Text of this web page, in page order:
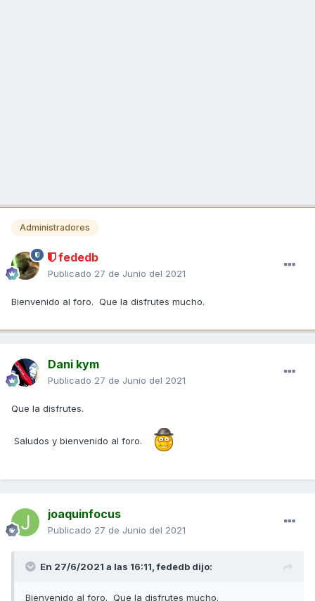
Administradores
fededb
Publicado 27 de Junio del 2021
Bienvenido al foro. Que la disfrutes mucho.
Dani kym
Publicado 27 de Junio del 2021
Que la disfrutes.
Saludos y bienvenido al foro.
joaquinfocus
Publicado 27 de Junio del 2021
En 27/6/2021 a las 16:11,fededb dijo:
Bienvenido al foro. Que la disfrutes mucho.